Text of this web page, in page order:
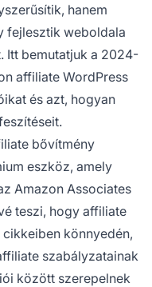
hanem
fejlesztik weboldala
Itt bemutatjuk a 2024-
affiliate WordPress
és azt, hogyan
bővítmény
eszköz, amely
Amazon Associates
teszi, hogy affiliate
cikkeiben könnyedén,
szabályzatainak
között szerepelnek